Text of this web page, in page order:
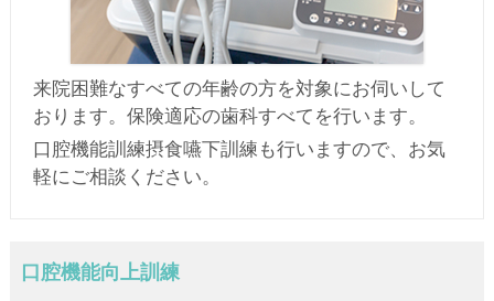
来院困難なすべての年齢の方を対象にお伺いして
おります。保険適応の歯科すべてを行います。
口腔機能訓練摂食嚥下訓練も行いますので、お気
軽にご相談ください。
口腔機能向上訓練